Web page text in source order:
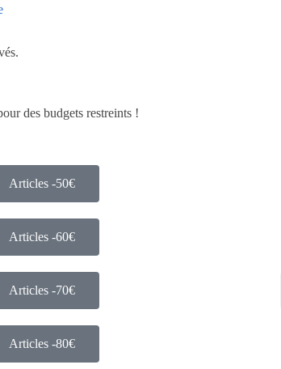
des budgets restreints !
Articles -50€
Articles -60€
Articles -70€
Articles -80€